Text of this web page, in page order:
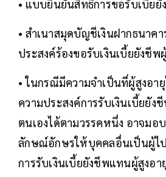
• แบบยืนยันสิทธิการขอรับเบี้ยยั
• สำเนาสมุดบัญชีเงินฝากธนาค
ประสงค์ร้องขอรับเงินเบี้ยยังชีพ
• ในกรณีมีความจำเป็นที่ผู้สูงอา
ความประสงค์การรับเงินเบี้ยยัง
ตนเองได้ตามวรรคหนึ่ง อาจมอ
ลักษณ์อักษรให้บุคคลอื่นเป็นผู้ไ
การรับเงินเบี้ยยังชีพแทนผู้สูงอา